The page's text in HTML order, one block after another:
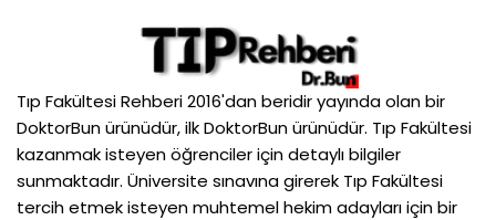
Tıp Fakültesi Rehberi 2016'dan beridir yayında olan bir
DoktorBun ürünüdür, ilk DoktorBun ürünüdür. Tıp Fakültesi
kazanmak isteyen öğrenciler için detaylı bilgiler
sunmaktadır. Üniversite sınavına girerek Tıp Fakültesi
tercih etmek isteyen muhtemel hekim adayları için bir